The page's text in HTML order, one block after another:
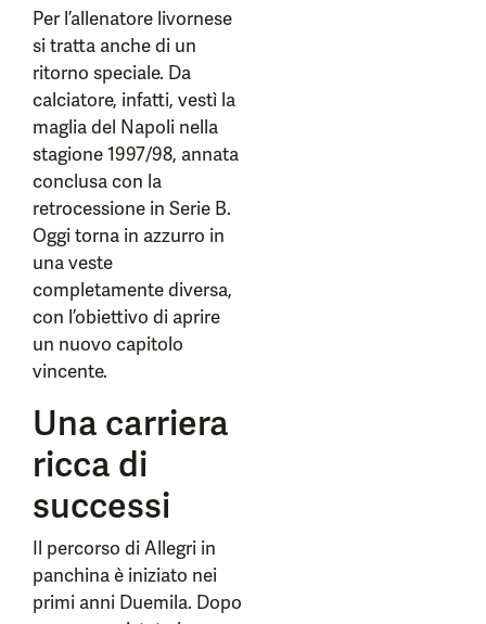
Per l’allenatore livornese
si tratta anche di un
ritorno speciale. Da
calciatore, infatti, vestì la
maglia del Napoli nella
stagione 1997/98, annata
conclusa con la
retrocessione in Serie B.
Oggi torna in azzurro in
una veste
completamente diversa,
con l’obiettivo di aprire
un nuovo capitolo
vincente.
Una carriera
ricca di
successi
Il percorso di Allegri in
panchina è iniziato nei
primi anni Duemila. Dopo